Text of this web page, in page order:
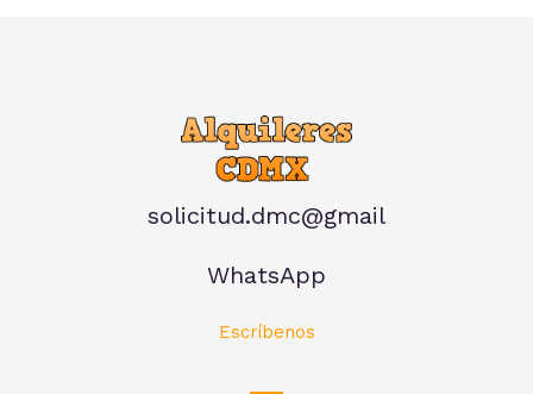
solicitud.dmc@gmail
WhatsApp
Escríbenos